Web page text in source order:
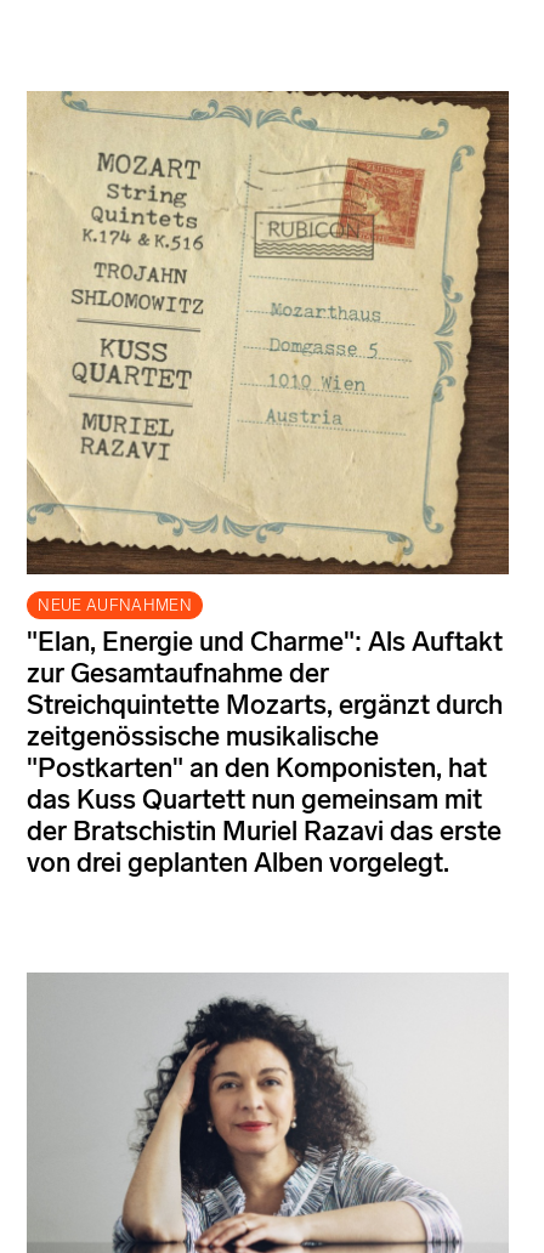
NEUE AUFNAHMEN
"Elan, Energie und Charme": Als Auftakt
zur Gesamtaufnahme der
Streichquintette Mozarts, ergänzt durch
zeitgenössische musikalische
"Postkarten" an den Komponisten, hat
das Kuss Quartett nun gemeinsam mit
der Bratschistin Muriel Razavi das erste
von drei geplanten Alben vorgelegt.